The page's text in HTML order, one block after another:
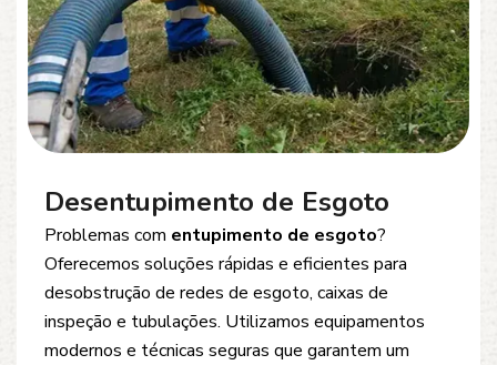
Desentupimento de Esgoto
Problemas com entupimento de esgoto?
Oferecemos soluções rápidas e eficientes para
desobstrução de redes de esgoto, caixas de
inspeção e tubulações. Utilizamos equipamentos
modernos e técnicas seguras que garantem um